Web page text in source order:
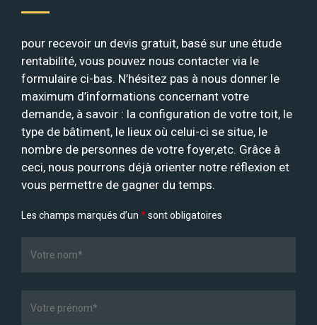
pour recevoir un devis gratuit, basé sur une étude
rentabilité, vous pouvez nous contacter via le
formulaire ci-bas. N’hésitez pas à nous donner le
maximum d’informations concernant votre
demande, à savoir : la configuration de votre toit, le
type de bâtiment, le lieux où celui-ci se situe, le
nombre de personnes de votre foyer,etc. Grâce à
ceci, nous pourrons déjà orienter notre réflexion et
vous permettre de gagner du temps.
Les champs marqués d’un *sont obligatoires